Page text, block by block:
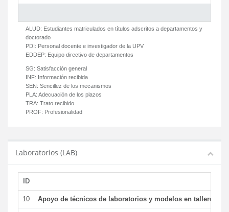
ALUD: Estudiantes matriculados en títulos adscritos a departamentos y
doctorado
PDI: Personal docente e investigador de la UPV
EDDEP: Equipo directivo de departamentos
SG: Satisfacción general
INF: Información recibida
SEN: Sencillez de los mecanismos
PLA: Adecuación de los plazos
TRA: Trato recibido
PROF: Profesionalidad
Laboratorios (LAB)
ID
10 Apoyo de técnicos de laboratorios y modelos en talleres/